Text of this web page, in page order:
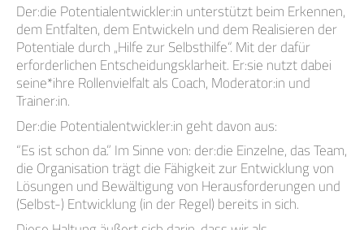
Der:die Potentialentwickler:in unterstützt beim Erkennen,
dem Entfalten, dem Entwickeln und dem Realisieren der
Potentiale durch „Hilfe zur Selbsthilfe“. Mit der dafür
erforderlichen Entscheidungsklarheit. Er:sie nutzt dabei
seine*ihre Rollenvielfalt als Coach, Moderator:in und
Trainer:in.
Der:die Potentialentwickler:in geht davon aus:
“Es ist schon da.” Im Sinne von: der:die Einzelne, das Team,
die Organisation trägt die Fähigkeit zur Entwicklung von
Lösungen und Bewältigung von Herausforderungen und
(Selbst-) Entwicklung (in der Regel) bereits in sich.